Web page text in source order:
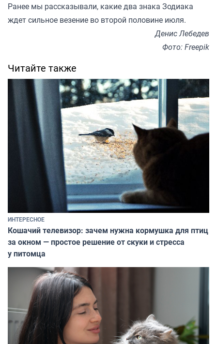
Ранее мы рассказывали, какие два знака Зодиака
ждет сильное везение во второй половине июля.
Денис Лебедев
Фото: Freepik
Читайте также
ИНТЕРЕСНОЕ
Кошачий телевизор: зачем нужна кормушка для птиц
за окном — простое решение от скуки и стресса
у питомца